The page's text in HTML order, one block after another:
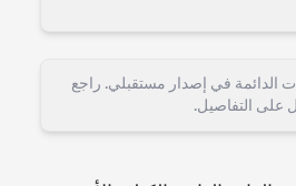
الدائمة في إصدار مستقبلي. راجع
على التفاصيل.